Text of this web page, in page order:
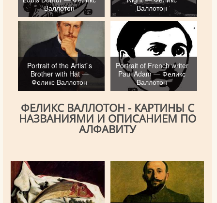
Валлотон
Валлотон
Portrait of the Artist`s
Brother with Hat —
Феликс Валлотон
Portrait of French writer
Paul Adam — Феликс
Валлотон
ФЕЛИКС ВАЛЛОТОН - КАРТИНЫ С
НАЗВАНИЯМИ И ОПИСАНИЕМ ПО
АЛФАВИТУ